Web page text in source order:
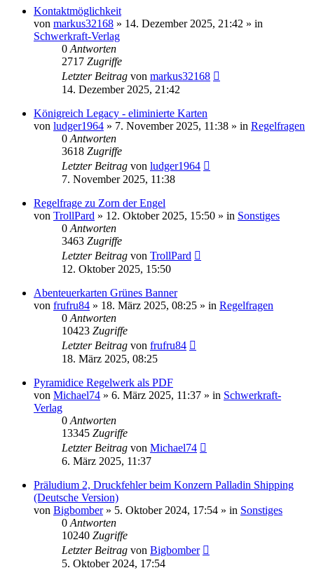
Kontaktmöglichkeit
von markus32168 » 14. Dezember 2025, 21:42 » in
Schwerkraft-Verlag
0 Antworten
2717 Zugriffe
Letzter Beitrag von markus32168
14. Dezember 2025, 21:42
Königreich Legacy - eliminierte Karten
von ludger1964 » 7. November 2025, 11:38 » in Regelfragen
0 Antworten
3618 Zugriffe
Letzter Beitrag von ludger1964
7. November 2025, 11:38
Regelfrage zu Zorn der Engel
von TrollPard » 12. Oktober 2025, 15:50 » in Sonstiges
0 Antworten
3463 Zugriffe
Letzter Beitrag von TrollPard
12. Oktober 2025, 15:50
Abenteuerkarten Grünes Banner
von frufru84 » 18. März 2025, 08:25 » in Regelfragen
0 Antworten
10423 Zugriffe
Letzter Beitrag von frufru84
18. März 2025, 08:25
Pyramidice Regelwerk als PDF
von Michael74 » 6. März 2025, 11:37 » in Schwerkraft-
Verlag
0 Antworten
13345 Zugriffe
Letzter Beitrag von Michael74
6. März 2025, 11:37
Präludium 2, Druckfehler beim Konzern Palladin Shipping
(Deutsche Version)
von Bigbomber» 5. Oktober 2024, 17:54 » in Sonstiges
0 Antworten
10240 Zugriffe
Letzter Beitrag von Bigbomber
5. Oktober 2024, 17:54